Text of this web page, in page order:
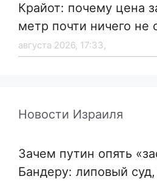
Крайот: почему цена
метр почти ничего не
августа 2026, 17:33,
Новости Израиля
Зачем путин опять
Бандеру: липовый